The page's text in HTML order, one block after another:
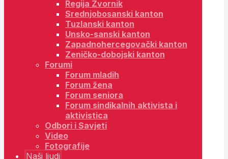
Regija Zvornik
Srednjobosanski kanton
Tuzlanski kanton
Unsko-sanski kanton
Zapadnohercegovački kanton
Zeničko-dobojski kanton
Forumi
Forum mladih
Forum žena
Forum seniora
Forum sindikalnih aktivista i
aktivistica
Odbori i Savjeti
Video
Fotografije
Naši ljudi